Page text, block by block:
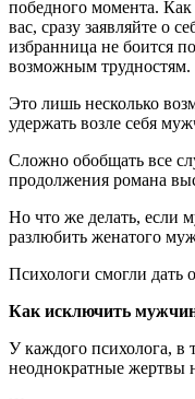
победного момента. Как
вас, сразу заявляйте о
избранница не боится
возможным трудностям.
Это лишь несколько
удержать возле себя
Сложно обобщать все
продолжения романа
Но что же делать, если
разлюбить женатого
Психологи смогли дать
Как исключить
У каждого психолога, в
неоднократные жертвы